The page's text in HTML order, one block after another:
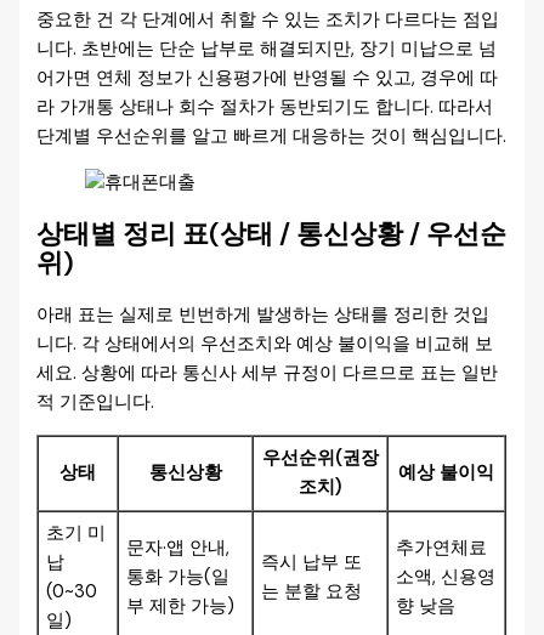
중요한 건 각 단계에서 취할 수 있는 조치가 다르다는 점입
니다. 초반에는 단순 납부로 해결되지만, 장기 미납으로 넘
어가면 연체 정보가 신용평가에 반영될 수 있고, 경우에 따
라 가개통 상태나 회수 절차가 동반되기도 합니다. 따라서
단계별 우선순위를 알고 빠르게 대응하는 것이 핵심입니다.
상태별 정리 표(상태 / 통신상황 / 우선순
위)
아래 표는 실제로 빈번하게 발생하는 상태를 정리한 것입
니다. 각 상태에서의 우선조치와 예상 불이익을 비교해 보
세요. 상황에 따라 통신사 세부 규정이 다르므로 표는 일반
적 기준입니다.
상태 통신상황
우선순위(권장
조치)
예상 불이익
초기 미
납
(0~30
일)
문자·앱 안내,
통화 가능(일
부 제한 가능)
즉시 납부 또
는 분할 요청
추가연체료
소액, 신용영
향 낮음